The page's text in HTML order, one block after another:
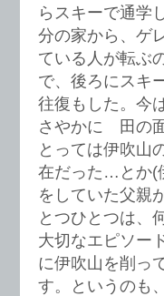
らスキーで通学
分の家から、ゲ
ている人が転ぶ
で、後ろにスキ
往復もした。今
さやかに 田の
とっては伊吹山
在だった…とか(
をしていた父親
とつひとつは、
大切なエピソー
に伊吹山を削っ
す。というのも